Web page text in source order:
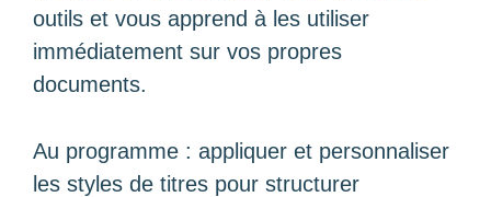
outils et vous apprend à les utiliser
immédiatement sur vos propres
documents.
Au programme : appliquer et personnaliser
les styles de titres pour structurer